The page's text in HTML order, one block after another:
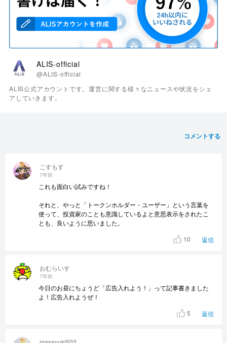
ALIS-official
@ALIS-official
ALIS公式アカウントです。運営に関する様々なニュースや状況をシェ
アしていきます。
コメントする
おむらいす
7年前
今日のお昼にちょうど「広告入れよう！」って記事書きました
よ！広告入れようぜ！
5
返信
こすもす
7年前
これも面白い試みですね！
それと、やっと「トークンホルダー・ユーザー」という言葉を
使って、投資家のことも意識しているよと意思表示をされたこ
とも、良いように思いました。
10
返信